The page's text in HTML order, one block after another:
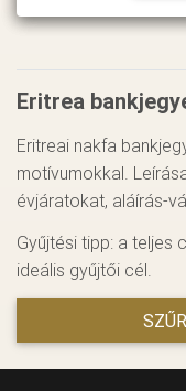
Eritrea
Eritreai nakfa
motívumokkal.
évjáratokat, aláírás-
Gyűjtési tipp: a teljes
ideális gyűjtői cél.